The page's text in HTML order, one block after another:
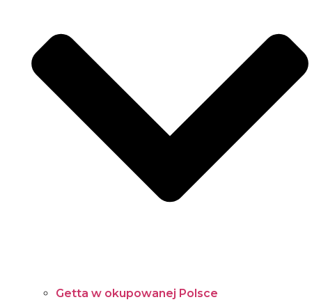
Getta w okupowanej Polsce